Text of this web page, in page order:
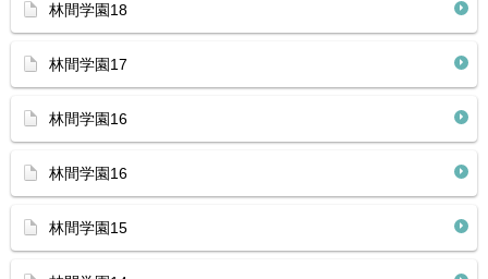
林間学園18
林間学園17
林間学園16
林間学園16
林間学園15